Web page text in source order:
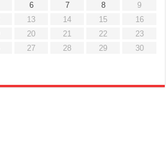
6 7 8
9
13 14 15
16
20 21 22
23
27 28 29
30